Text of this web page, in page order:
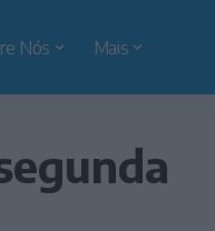
Nós Mais